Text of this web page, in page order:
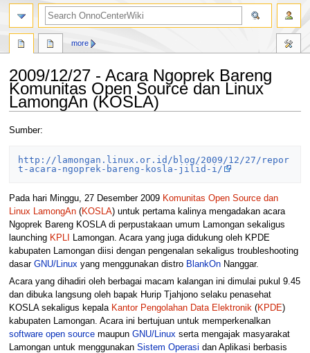
2009/12/27 - Acara Ngoprek Bareng
Komunitas Open Source dan Linux
LamongAn (KOSLA)
Jump
navigation
Jump
search
Sumber:
http://lamongan.linux.or.id/blog/2009/12/27/repor
t-acara-ngoprek-bareng-kosla-jilid-i/
Pada hari Minggu, 27 Desember 2009 Komunitas Open Source dan
Linux LamongAn(KOSLA) untuk pertama kalinya mengadakan acara
Ngoprek Bareng KOSLA di perpustakaan umum Lamongan sekaligus
launching KPLI
Lamongan. Acara yang juga didukung oleh KPDE
kabupaten Lamongan diisi dengan pengenalan sekaligus troubleshooting
dasar GNU/Linux yang menggunakan distro BlankOnNanggar.
Acara yang dihadiri oleh berbagai macam kalangan ini dimulai pukul 9.45
dan dibuka langsung oleh bapak Hurip Tjahjono selaku penasehat
KOSLA sekaligus kepala Kantor Pengolahan Data Elektronik(KPDE)
kabupaten Lamongan. Acara ini bertujuan untuk memperkenalkan
software open sourcemaupun GNU/Linuxserta mengajak masyarakat
Lamongan untuk menggunakan Sistem Operasi dan Aplikasi berbasis
more
search